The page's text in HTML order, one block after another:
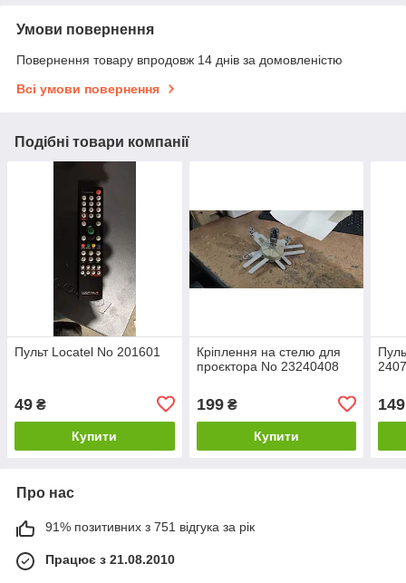
Умови повернення
Повернення товару впродовж 14 днів за домовленістю
Всі умови повернення
Подібні товари компанії
Пульт Locatel No 201601
49 ₴
Купити
Кріплення на стелю для
проєктора No 23240408
199₴
Купити
149
Про нас
91% позитивних з 751 відгука за рік
Працює з 21.08.2010